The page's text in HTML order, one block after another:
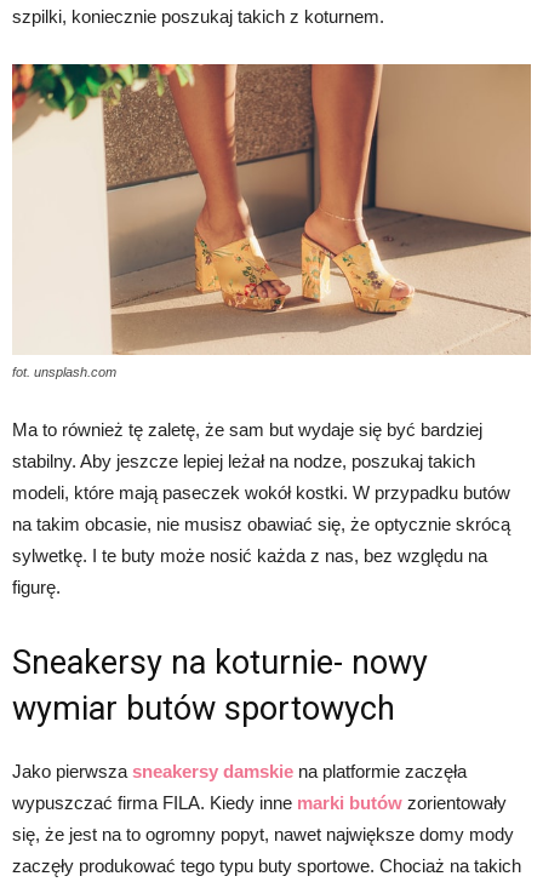
szpilki, koniecznie poszukaj takich z koturnem.
fot. unsplash.com
Ma to również tę zaletę, że sam but wydaje się być bardziej
stabilny. Aby jeszcze lepiej leżał na nodze, poszukaj takich
modeli, które mają paseczek wokół kostki. W przypadku butów
na takim obcasie, nie musisz obawiać się, że optycznie skrócą
sylwetkę. I te buty może nosić każda z nas, bez względu na
figurę.
Sneakersy na koturnie- nowy
wymiar butów sportowych
Jako pierwsza sneakersy damskie na platformie zaczęła
wypuszczać firma FILA. Kiedy inne marki butów zorientowały
się, że jest na to ogromny popyt, nawet największe domy mody
zaczęły produkować tego typu buty sportowe. Chociaż na takich